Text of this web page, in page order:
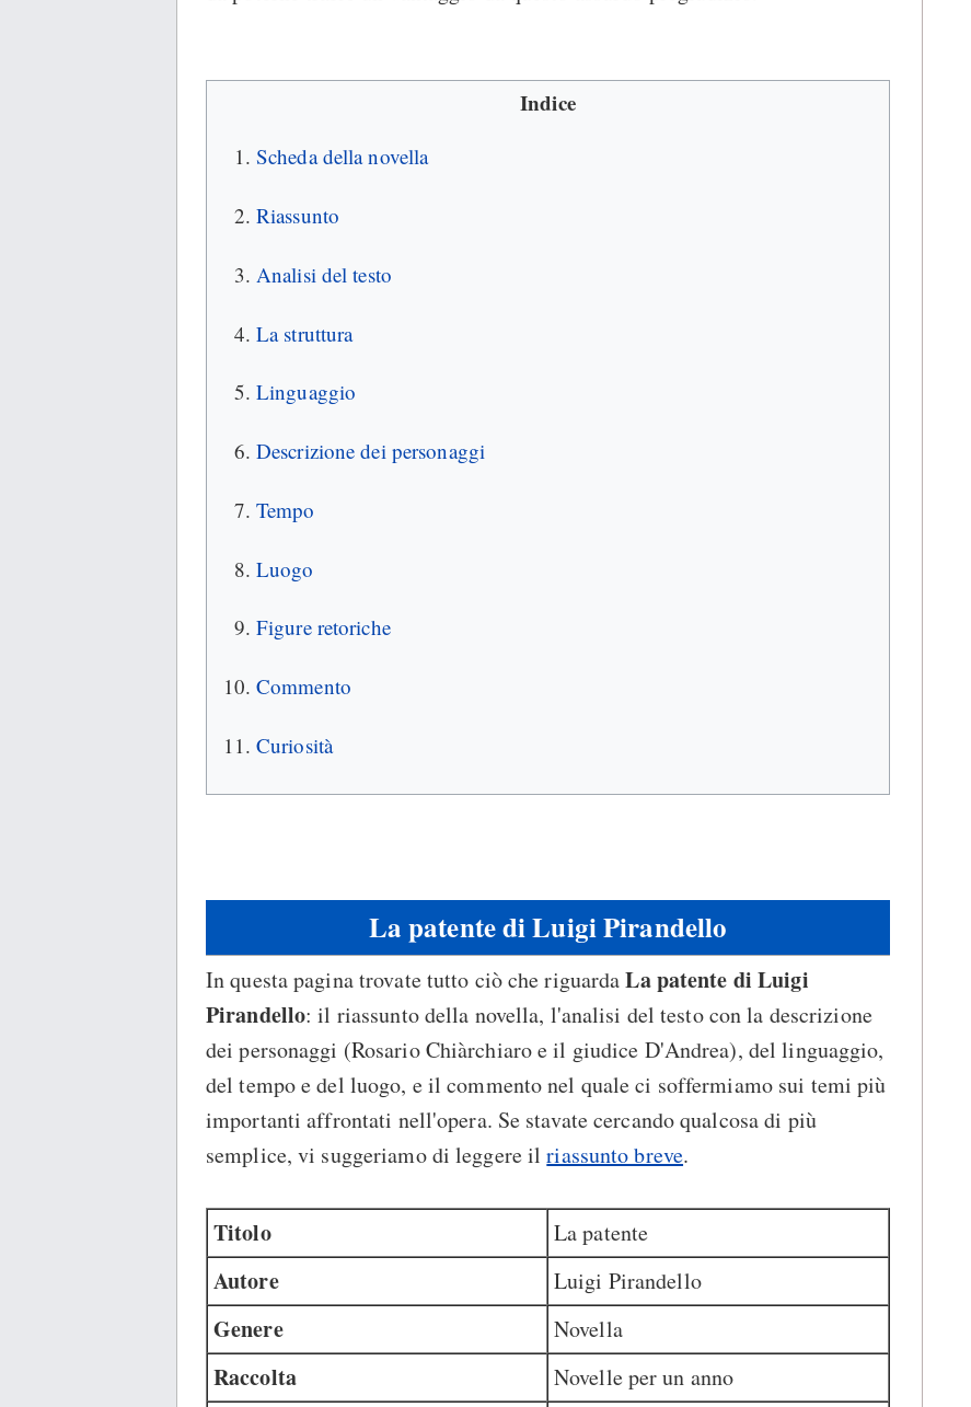
Indice
Scheda della novella
Riassunto
Analisi del testo
La struttura
Linguaggio
Descrizione dei personaggi
Tempo
Luogo
Figure retoriche
Commento
Curiosità
La patente di Luigi Pirandello
In questa pagina trovate tutto ciò che riguardaLa patente di Luigi
Pirandello: il riassunto della novella, l'analisi del testo con la descrizione
dei personaggi (Rosario Chiàrchiaro e il giudice D'Andrea), del linguaggio,
del tempo e del luogo, e il commento nel quale ci soffermiamo sui temi più
importanti affrontati nell'opera. Se stavate cercando qualcosa di più
semplice, vi suggeriamo di leggere ilriassunto breve.
Titolo La patente
Autore Luigi Pirandello
Genere Novella
Raccolta Novelle per un anno